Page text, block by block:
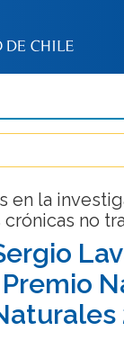
BIBLIOTECAS
Estudiantes
Académicas/os
Funcionarias/os
Egresadas/os
en la
no